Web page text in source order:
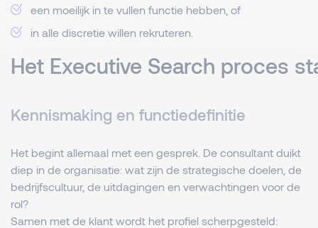
een moeilijk in te vullen functie hebben, of
in alle discretie willen rekruteren.
Het Executive Search proces
Kennismaking en functiedefinitie
Het begint allemaal met een gesprek. De consultant duikt
diep in de organisatie: wat zijn de strategische doelen, de
bedrijfscultuur, de uitdagingen en verwachtingen voor de
rol?
Samen met de klant wordt het profiel scherpgesteld: